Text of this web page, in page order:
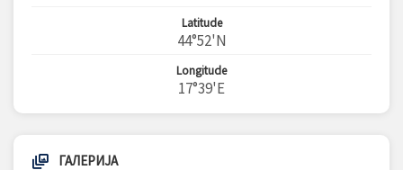
Latitude
44°52'N
Longitude
17°39'E
ГАЛЕРИЈА